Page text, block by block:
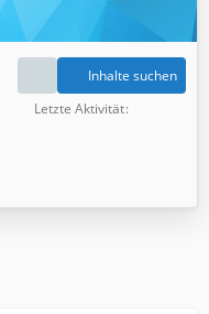
Inhalte suchen
Letzte Aktivität